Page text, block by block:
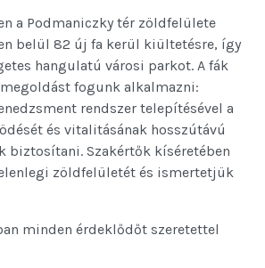
a Podmaniczky tér zöldfelülete
belül 82 új fa kerül kiültetésre, így
hangulatú városi parkot. A fák
fogunk alkalmazni:
rendszer telepítésével a
és vitalitásának hosszútávú
biztosítani. Szakértők kíséretében
zöldfelületét és ismertetjük
minden érdeklődőt szeretettel